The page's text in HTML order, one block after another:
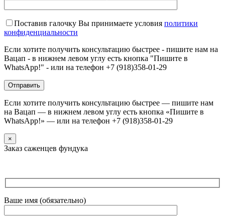
Поставив галочку Вы принимаете условия политики
конфиденциальности
Если хотите получить консультацию быстрее - пишите нам на
Вацап - в нижнем левом углу есть кнопка "Пишите в
WhatsApp!" - или на телефон +7 (918)358-01-29
Если хотите получить консультацию быстрее — пишите нам
на Вацап — в нижнем левом углу есть кнопка «Пишите в
WhatsApp!» — или на телефон +7 (918)358-01-29
×
Заказ саженцев фундука
Ваше имя (обязательно)